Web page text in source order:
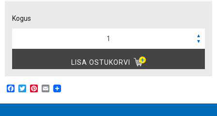
Kogus
▲
▼
LISA OSTUKORVI
Facebook
TwitterPinterest
Email